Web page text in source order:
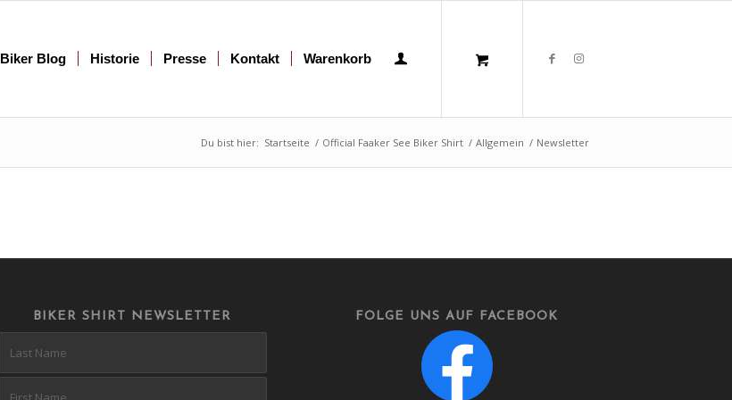
Biker Blog Historie Presse Kontakt Warenkorb
Du bist hier: Startseite / Official Faaker See Biker Shirt / Allgemein / Newsletter
BIKER SHIRT NEWSLETTER FOLGE UNS AUF FACEBOOK